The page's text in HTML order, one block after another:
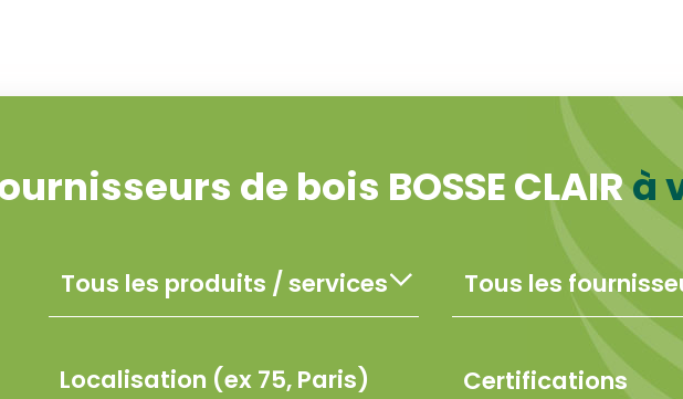
de bois BOSSE CLAIRà
Certifications